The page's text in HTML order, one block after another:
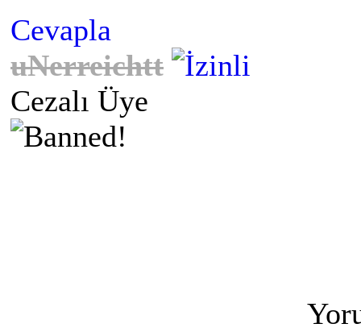
Cevapla
uNerreichtt
Cezalı Üye